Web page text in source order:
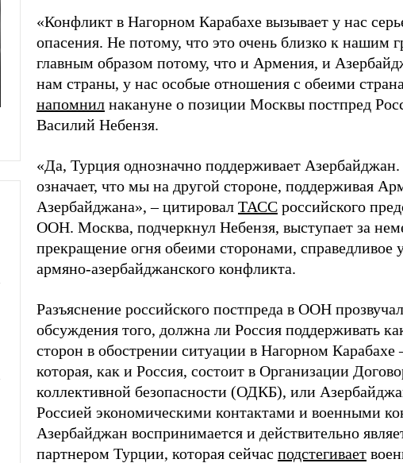
«Конфликт в Нагорном Карабахе вызывает у нас
опасения. Не потому, что это очень близко к нашим
главным образом потому, что и Армения, и
нам страны, у нас особые отношения с обеими
напомнил накануне о позиции Москвы постпред
Василий Небензя.
«Да, Турция однозначно поддерживает
означает, что мы на другой стороне, поддерживая
Азербайджана», – цитировал ТАСС российского
ООН. Москва, подчеркнул Небензя, выступает за
прекращение огня обеими сторонами, справедливое
армяно-азербайджанского конфликта.
Разъяснение российского постпреда в ООН
обсуждения того, должна ли Россия поддерживать
сторон в обострении ситуации в Нагорном
которая, как и Россия, состоит в Организации
коллективной безопасности (ОДКБ), или
Россией экономическими контактами и военными
Азербайджан воспринимается и действительно
партнером Турции, которая сейчас подстегивает